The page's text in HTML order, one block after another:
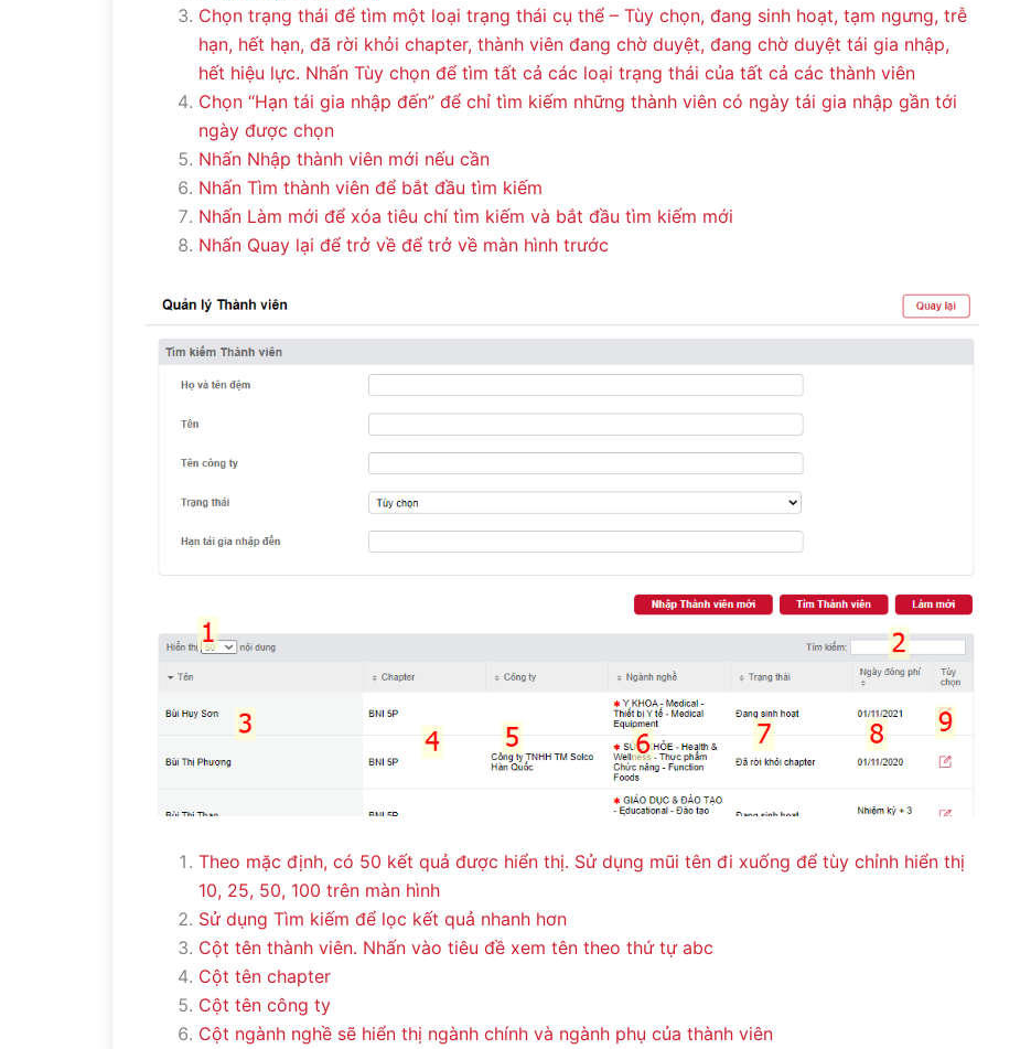
Chọn trạng thái để tìm một loại trạng thái cụ thể – Tùy chọn, đang sinh hoạt, tạm ngưng, trễ
hạn, hết hạn, đã rời khỏi chapter, thành viên đang chờ duyệt, đang chờ duyệt tái gia nhập,
hết hiệu lực. Nhấn Tùy chọn để tìm tất cả các loại trạng thái của tất cả các thành viên
Chọn “Hạn tái gia nhập đến” để chỉ tìm kiếm những thành viên có ngày tái gia nhập gần tới
ngày được chọn
Nhấn Nhập thành viên mới nếu cần
Nhấn Tìm thành viên để bắt đầu tìm kiếm
Nhấn Làm mới để xóa tiêu chí tìm kiếm và bắt đầu tìm kiếm mới
Nhấn Quay lại để trở về để trở về màn hình trước
Theo mặc định, có 50 kết quả được hiển thị. Sử dụng mũi tên đi xuống để tùy chỉnh hiển thị
10, 25, 50, 100 trên màn hình
Sử dụng Tìm kiếm để lọc kết quả nhanh hơn
Cột tên thành viên. Nhấn vào tiêu đề xem tên theo thứ tự abc
Cột tên chapter
Cột tên công ty
Cột ngành nghề sẽ hiển thị ngành chính và ngành phụ của thành viên